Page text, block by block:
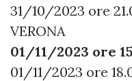
31/10/2023 ore
VERONA
01/11/2023 ore
01/11/2023 ore